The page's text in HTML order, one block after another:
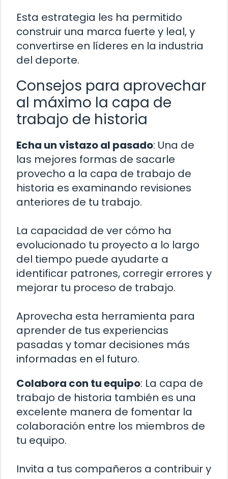
Esta estrategia les ha permitido
construir una marca fuerte y leal, y
convertirse en líderes en la industria
del deporte.
Consejos para aprovechar
al máximo la capa de
trabajo de historia
Echa un vistazo al pasado: Una de
las mejores formas de sacarle
provecho a la capa de trabajo de
historia es examinando revisiones
anteriores de tu trabajo.
La capacidad de ver cómo ha
evolucionado tu proyecto a lo largo
del tiempo puede ayudarte a
identificar patrones, corregir errores y
mejorar tu proceso de trabajo.
Aprovecha esta herramienta para
aprender de tus experiencias
pasadas y tomar decisiones más
informadas en el futuro.
Colabora con tu equipo: La capa de
trabajo de historia también es una
excelente manera de fomentar la
colaboración entre los miembros de
tu equipo.
Invita a tus compañeros a contribuir y